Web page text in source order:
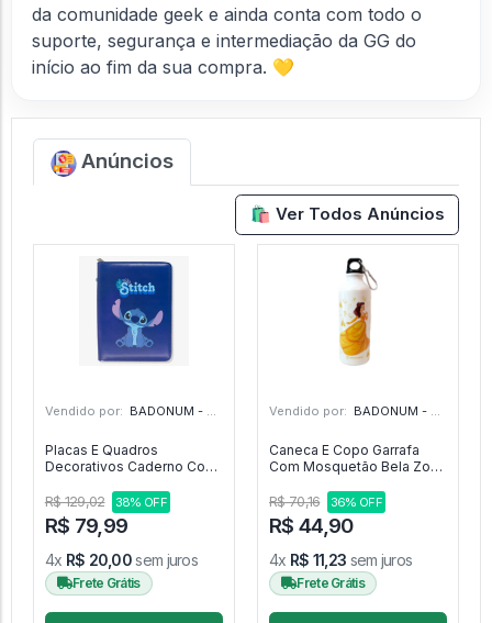
da comunidade geek e ainda conta com todo o
suporte, segurança e intermediação da GG do
início ao fim da sua compra. 💛
Anúncios
🛍️ Ver Todos Anúncios
Vendido por: BADONUM - GO
Placas E Quadros
Decorativos Caderno Com
Zona Criativa
R$ 129,02 38% OFF
R$ 79,99
4x R$ 20,00sem juros
Frete Grátis
Vendido por: BADONUM - GO
Caneca E Copo Garrafa
Com Mosquetão Bela Zona
Beauty And The Beast
R$ 70,16 36% OFF
R$ 44,90
4x R$ 11,23 sem juros
Frete Grátis